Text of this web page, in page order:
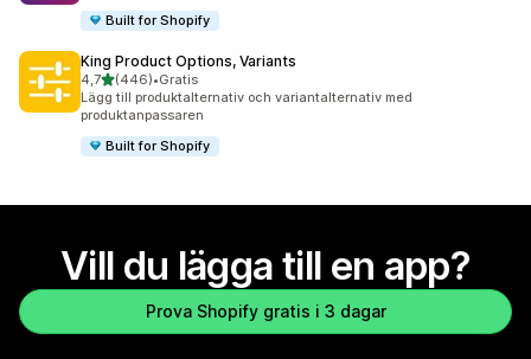
Built for Shopify
King Product Options, Variants
4,7av 5 stjärnor
(446)
446 recensioner totalt
•Gratis
Lägg till produktalternativ och variantalternativ med
produktanpassaren
Built for Shopify
Vill du lägga till en app?
Prova Shopify gratis i 3 dagar